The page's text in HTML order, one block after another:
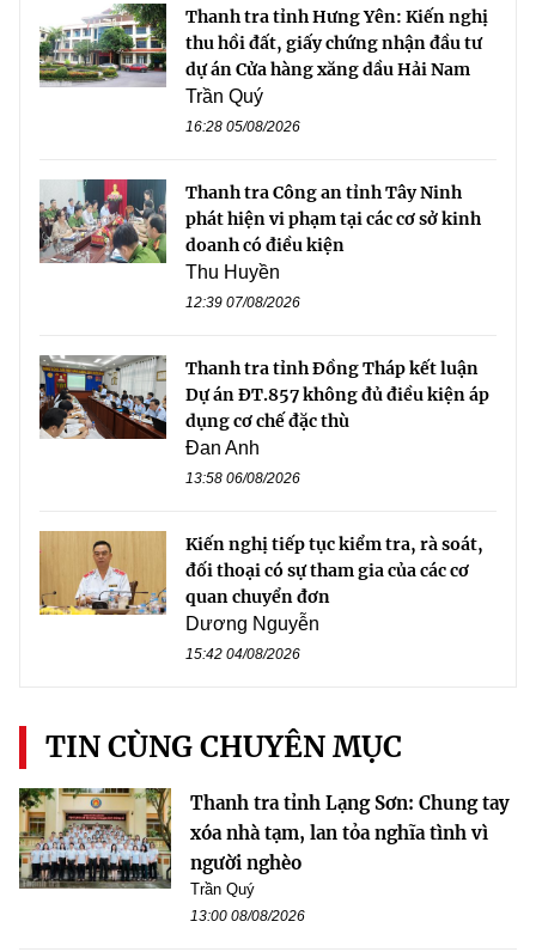
Thanh tra tỉnh Hưng Yên: Kiến nghị
thu hồi đất, giấy chứng nhận đầu tư
dự án Cửa hàng xăng dầu Hải Nam
Trần Quý
16:28 05/08/2026
Thanh tra Công an tỉnh Tây Ninh
phát hiện vi phạm tại các cơ sở kinh
doanh có điều kiện
Thu Huyền
12:39 07/08/2026
Thanh tra tỉnh Đồng Tháp kết luận
Dự án ĐT.857 không đủ điều kiện áp
dụng cơ chế đặc thù
Đan Anh
13:58 06/08/2026
Kiến nghị tiếp tục kiểm tra, rà soát,
đối thoại có sự tham gia của các cơ
quan chuyển đơn
Dương Nguyễn
15:42 04/08/2026
TIN CÙNG CHUYÊN MỤC
Thanh tra tỉnh Lạng Sơn: Chung tay
xóa nhà tạm, lan tỏa nghĩa tình vì
người nghèo
Trần Quý
13:00 08/08/2026